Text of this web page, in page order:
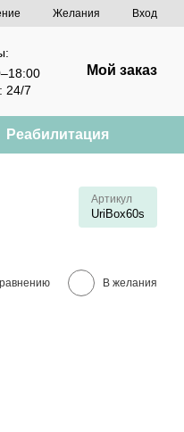
Желания Вход
24/7
Мой заказ
Реабилитация
Артикул
UriBox60s
В желания